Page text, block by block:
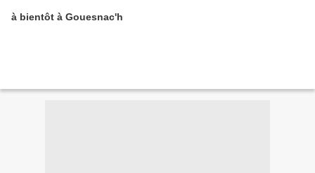
à bientôt à Gouesnac'h